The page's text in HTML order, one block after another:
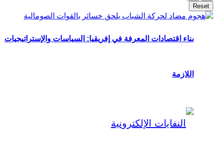
بناء اقتصادات المعرفة في إفريقيا: السياسات والإستراتيجيات
اللازمة
Reset